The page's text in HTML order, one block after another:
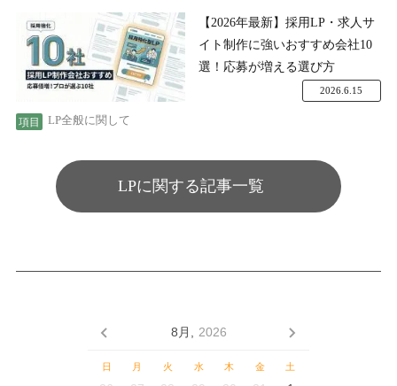
【2026年最新】採用LP・求人サ
イト制作に強いおすすめ会社10
選！応募が増える選び方
LP全般に関して
2026.6.15
LPに関する記事一覧
8月, 2026
日 月 火 水 木 金 土